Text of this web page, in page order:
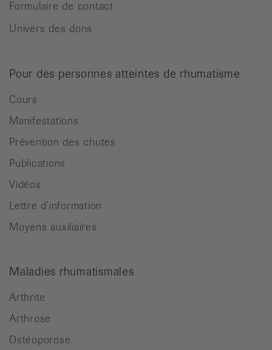
Formulaire de contact
Univers des dons
Pour des personnes atteintes de rhumatisme
Cours
Manifestations
Prévention des chutes
Publications
Vidéos
Lettre d’information
Moyens auxiliaires
Maladies rhumatismales
Arthrite
Arthrose
Ostéoporose